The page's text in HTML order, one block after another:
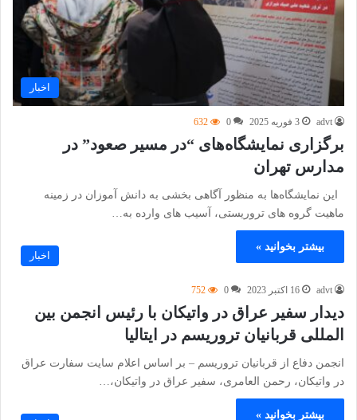
اخبار
advt 3 فوریه 2025 0
632
برگزاری نمایشگاه‌های “در مسیر صعود” در
مدارس تهران
این نمایشگاه‌ها به منظور آگاهی بخشی به دانش آموزان در زمینه
ماهیت گروه های تروریستی، آسیب های وارده به…
بیشتر بخوانید »
اخبار
advt 16 اکتبر 2023 0
752
دیدار سفیر عراق در واتیکان با رئیس انجمن بین
المللی قربانیان تروریسم در ایتالیا
انجمن دفاع از قربانیان تروریسم – بر اساس اعلام سایت سفارت عراق
در واتیکان، رحمن العامری، سفیر عراق در واتیکان،…
بیشتر بخوانید »